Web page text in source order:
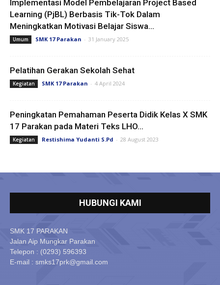
Implementasi Model Pembelajaran Project Based
Learning (PjBL) Berbasis Tik-Tok Dalam
Meningkatkan Motivasi Belajar Siswa...
Umum SMK 17 Parakan - 31 January 2025
Pelatihan Gerakan Sekolah Sehat
Kegiatan SMK 17 Parakan - 4 April 2024
Peningkatan Pemahaman Peserta Didik Kelas X SMK
17 Parakan pada Materi Teks LHO...
Kegiatan Restishima Yudanti S.Pd - 28 August 2023
HUBUNGI KAMI
SMK 17 PARAKAN
Jalan Aip Mungkar Parakan
Telepon : (0293) 596393
E-mail : smks17prk@gmail.com